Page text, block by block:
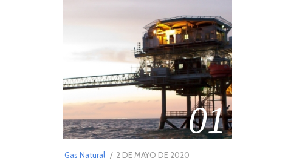
01
Gas Natural
POSTED
2 DE MAYO DE 2020